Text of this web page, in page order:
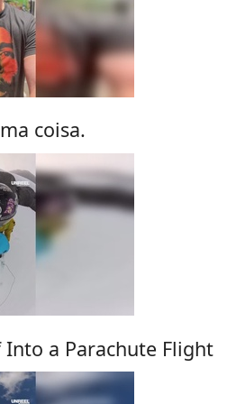
coisa.
a Parachute Flight